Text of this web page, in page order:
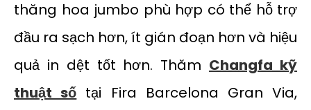
thăng hoa jumbo phù hợp có thể hỗ trợ
đầu ra sạch hơn, ít gián đoạn hơn và hiệu
quả in dệt tốt hơn. Thăm Changfa kỹ
thuật số tại Fira Barcelona Gran Via,